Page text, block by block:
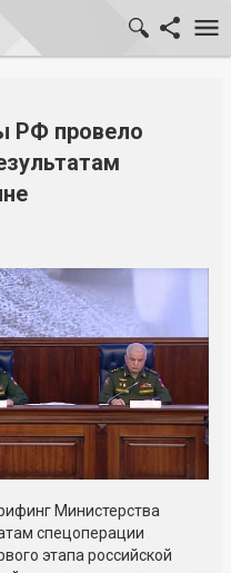
РФ провело
Министерства
спецоперации
этапа российской